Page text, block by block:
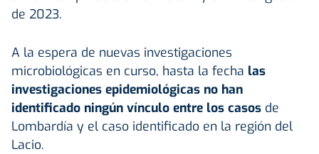
de 2023.
A la espera de nuevas investigaciones
microbiológicas en curso, hasta la fecha las
investigaciones epidemiológicas no han
identificado ningún vínculo entre los casos de
Lombardía y el caso identificado en la región del
Lacio.